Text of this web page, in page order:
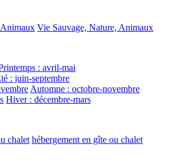
Vie Sauvage, Nature, Animaux
: avril-mai
: juin-septembre
Automne : octobre-novembre
Hiver : décembre-mars
chalet hébergement en gîte ou chalet